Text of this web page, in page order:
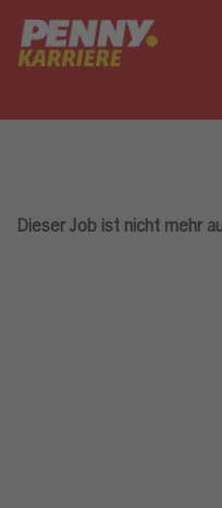
Dieser Job ist nicht mehr